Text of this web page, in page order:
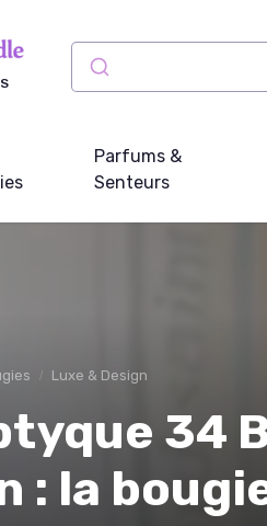
Parfums &
Senteurs
Luxe & Design
34
: la